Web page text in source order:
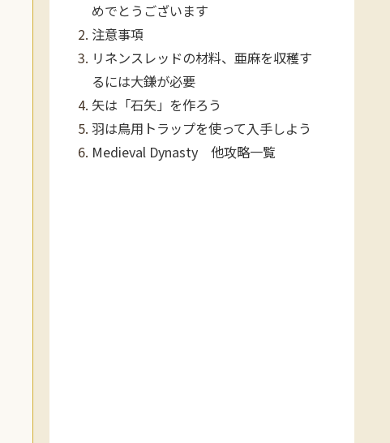
めでとうございます
注意事項
リネンスレッドの材料、亜麻を収穫す
るには大鎌が必要
矢は「石矢」を作ろう
羽は鳥用トラップを使って入手しよう
Medieval Dynasty 他攻略一覧